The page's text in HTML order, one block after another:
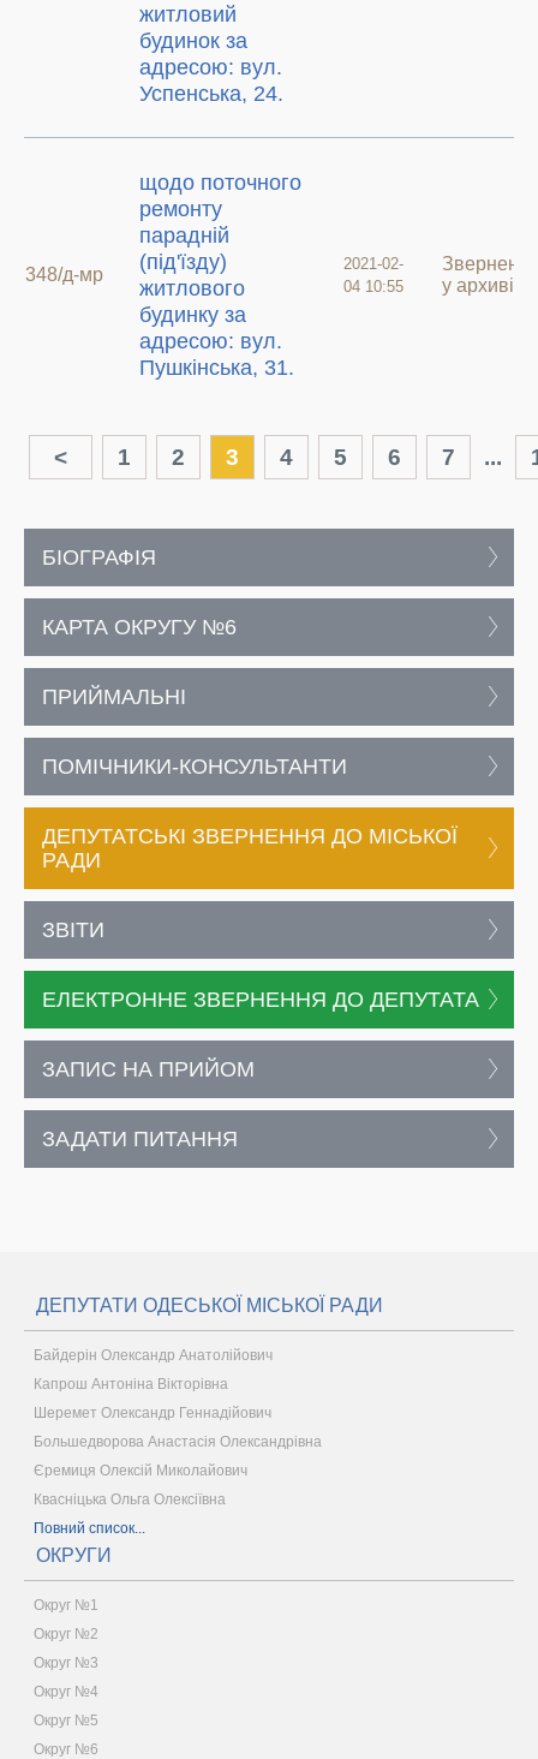
житловий
будинок за
адресою: вул.
Успенська, 24.
348/д-мр
щодо поточного
ремонту
парадній
(під'їзду)
житлового
будинку за
адресою: вул.
Пушкінська, 31.
2021-02-
04 10:55
у архиві
< 1 2 3 4 5 6 7 ...
БІОГРАФІЯ
КАРТА ОКРУГУ №6
ПРИЙМАЛЬНІ
ПОМІЧНИКИ-КОНСУЛЬТАНТИ
ДЕПУТАТСЬКІ ЗВЕРНЕННЯ ДО МІСЬКОЇ
РАДИ
ЗВІТИ
ЕЛЕКТРОННЕ ЗВЕРНЕННЯ ДО ДЕПУТАТА
ЗАПИС НА ПРИЙОМ
ЗАДАТИ ПИТАННЯ
ДЕПУТАТИ ОДЕСЬКОЇ МІСЬКОЇ РАДИ
Байдерін Олександр Анатолійович
Капрош Антоніна Вікторівна
Шеремет Олександр Геннадійович
Большедворова Анастасія Олександрівна
Єремиця Олексій Миколайович
Квасніцька Ольга Олексіївна
Повний список...
ОКРУГИ
Округ №1
Округ №2
Округ №3
Округ №4
Округ №5
Округ №6